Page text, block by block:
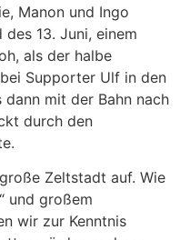
Manon und Ingo
13. Juni, einem
als der halbe
Supporter Ulf in den
mit der Bahn nach
durch den
Zeltstadt auf. Wie
und großem
wir zur Kenntnis